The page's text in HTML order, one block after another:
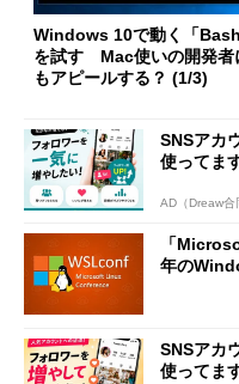
Windows 10で動く「Bash
を試す Mac使いの開発者
もアピールする？ (1/3)
SNSアカ
使ってます
AD（Dreaw合
「
年の
SNSアカ
使ってます